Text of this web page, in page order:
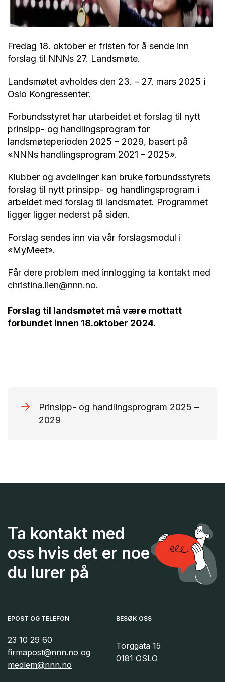
Fredag 18. oktober er fristen for å sende inn
forslag til NNNs 27. Landsmøte.
Landsmøtet avholdes den 23. – 27. mars 2025 i
Oslo Kongressenter.
Forbundsstyret har utarbeidet et forslag til nytt
prinsipp- og handlingsprogram for
landsmøteperioden 2025 – 2029, basert på
«NNNs handlingsprogram 2021 – 2025».
Klubber og avdelinger kan bruke forbundsstyrets
forslag til nytt prinsipp- og handlingsprogram i
arbeidet med forslag til landsmøtet. Programmet
ligger ligger nederst på siden.
Forslag sendes inn via vår forslagsmodul i
«MyMeet».
Får dere problem med innlogging ta kontakt med
christina.lien@nnn.no.
Forslag til landsmøtet må være mottatt
forbundet innen 18.oktober 2024.
Prinsipp- og handlingsprogram 2025 –
2029
Ta kontakt med
oss hvis det er noe
du lurer på
EPOST OG TELEFON
23 10 29 60
firmapost@nnn.no og
medlem@nnn.no
BESØK OSS
Torggata 15
0181 OSLO